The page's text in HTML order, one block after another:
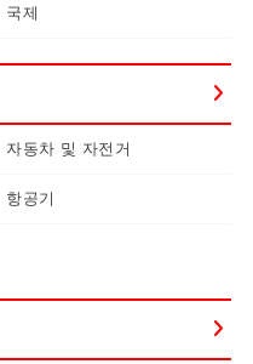
국제
자동차 및 자전거
항공기